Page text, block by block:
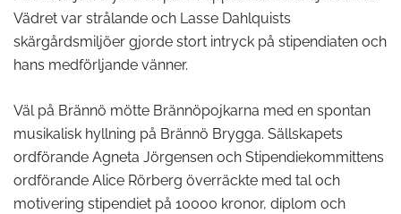
Vädret var strålande och Lasse Dahlquists
skärgårdsmiljöer gjorde stort intryck på stipendiaten och
hans medförljande vänner.
Väl på Brännö mötte Brännöpojkarna med en spontan
musikalisk hyllning på Brännö Brygga. Sällskapets
ordförande Agneta Jörgensen och Stipendiekommittens
ordförande Alice Rörberg överräckte med tal och
motivering stipendiet på 10000 kronor, diplom och